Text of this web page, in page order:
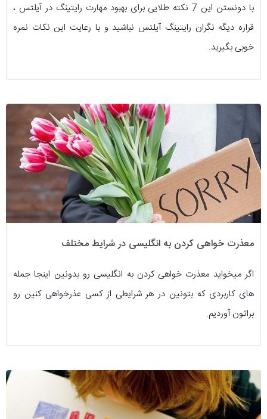
با دونستن این 7 نکته طلایی برای بهبود مهارت رایتینگ در آیلتس ،
قراره دیگه نگران رایتینگ آیلتس نباشید و با رعایت این نکات نمره
خوبی بگیرید.
معذرت خواهی کردن به انگلیسی در شرایط مختلف
اگر میخواید معذرت خواهی کردن به انگلیسی رو بدونین اینجا جمله
های کاربردی که بتونین در هر شرایطی از کسی عذرخواهی کنین رو
براتون آوردیم.